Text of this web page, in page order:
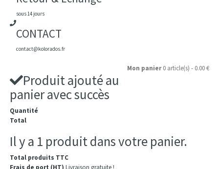
sous 14 jours
CONTACT
contact@kolorados.fr
Mon panier 0 article(s) - 0.00 €
Produit ajouté au
panier avec succès
Quantité
Total
Il y a 1 produit dans votre panier.
Total produits TTC
Frais de port (HT) Livraison gratuite !